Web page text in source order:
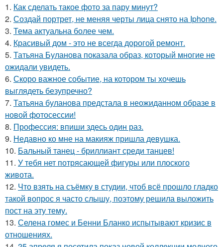
1. Как сделать такое фото за пару минут?
2. Создай портрет, не меняя черты лица снято на Iphone.
3. Тема актуальна более чем.
4. Красивый дом - это не всегда дорогой ремонт.
5. Татьяна Буланова показала образ, который многие не
ожидали увидеть.
6. Скоро важное событие, на котором ты хочешь
выглядеть безупречно?
7. Татьяна буланова предстала в неожиданном образе в
новой фотосессии!
8. Профессия: впиши здесь один раз.
9. Недавно ко мне на макияж пришла девушка.
10. Бальный танец - бриллиант среди танцев!
11. У тебя нет потрясающей фигуры или плоского
живота.
12. Что взять на съёмку в студии, чтоб всё прошло гладко
такой вопрос я часто слышу, поэтому решила выложить
пост на эту тему.
13. Селена гомес и Бенни Бланко испытывают кризис в
отношениях.